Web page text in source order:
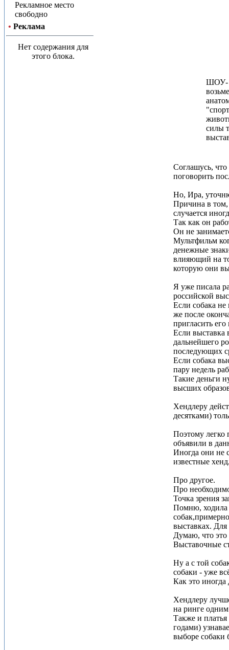
Рекламное место
свободно
• Реклама
Нет содержания для
этого блока.
ШОУ-
силы
Соглашусь,
поговорить
Но, Ира,
Причина в том,
случается
Так как он
Он не
Мультфильм
денежные
влияющий на
которую они
Я уже писала
российской
Если собака не
же после
пригласить
Если выставка
дальнейшего
последующих
Если собака
пару недель
Такие деньги
высших
Хендлеру
десятками)
Поэтому легко
объявили в
Иногда они не
известные
Про другое.
Про
Точка зрения
Помню, ходила
выставках.
Думаю, что это
Выставочные
Ну а с той
собаки - уже
Как это
Хендлеру
на ринге
Также и
годами)
выборе собаки